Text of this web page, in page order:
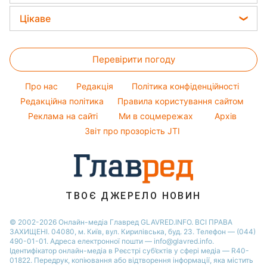
Новини Запоріжжя
Новини Львова
Новини Дніпра
Новини Тернополя
Новини Житомира
Новини Одеси
Новини Харкова
Магнітні бурі
Ольга Сумська
Філіп Кіркоров
Олена Зеленська
Кейт Міддлтон
Алла Пугачова
Максим Галкін
Віталій Козловський
Закуски
Салати
Легкі десерти
Напої
Святкове меню
Цікаве
Тести по картинці
Оптичні ілюзії
Народні прикмети
Усе про шоу-бізнес
Перевірити погоду
Про нас Редакція
Політика конфіденційності
Редакційна політика
Правила користування сайтом
Реклама на сайті
Ми в соцмережах
Архів
Звіт про прозорість JTI
ТВОЄ ДЖЕРЕЛО НОВИН
© 2002-2026 Онлайн-медіа Главред GLAVRED.INFO. ВСІ ПРАВА
ЗАХИЩЕНІ. 04080, м. Київ, вул. Кирилівська, буд. 23. Телефон — (044)
490-01-01. Адреса електронної пошти — info@glavred.info.
Ідентифікатор онлайн-медіа в Реєстрі суб’єктів у сфері медіа — R40-
01822. Передрук, копіювання або відтворення інформації, яка містить